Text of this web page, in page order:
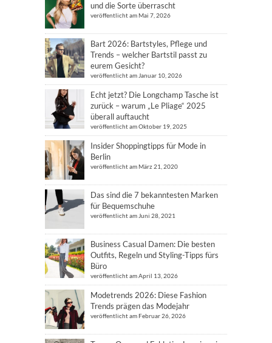
und die Sorte überrascht
veröffentlicht am Mai 7, 2026
Bart 2026: Bartstyles, Pflege und
Trends – welcher Bartstil passt zu
eurem Gesicht?
veröffentlicht am Januar 10, 2026
Echt jetzt? Die Longchamp Tasche ist
zurück – warum „Le Pliage“ 2025
überall auftaucht
veröffentlicht am Oktober 19, 2025
Insider Shoppingtipps für Mode in
Berlin
veröffentlicht am März 21, 2020
Das sind die 7 bekanntesten Marken
für Bequemschuhe
veröffentlicht am Juni 28, 2021
Business Casual Damen: Die besten
Outfits, Regeln und Styling-Tipps fürs
Büro
veröffentlicht am April 13, 2026
Modetrends 2026: Diese Fashion
Trends prägen das Modejahr
veröffentlicht am Februar 26, 2026